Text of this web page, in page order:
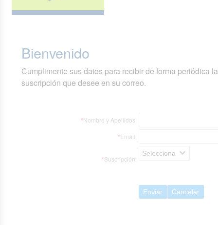
Bienvenido
Cumplimente sus datos para recibir de forma periódica
suscripción que desee en su correo.
*Nombre y Apellidos:
*Email:
*Suscripción:
Selecciona
Enviar Cancelar